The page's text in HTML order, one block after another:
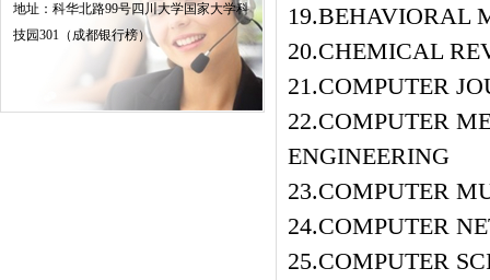
地址：科华北路99号四川大学国家大学科
技园301（成都银行榜）
19.BEHAVIORAL
20.CHEMICAL
21.COMPUTER
22.COMPUTER
ENGINEERING
23.COMPUTER
24.COMPUTER
25.COMPUTER